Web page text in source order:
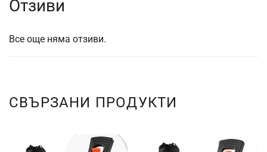
Отзиви
Все още няма отзиви.
СВЪРЗАНИ ПРОДУКТИ